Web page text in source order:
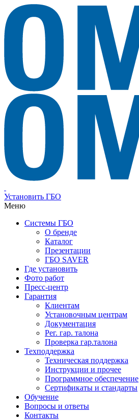
Установить ГБО
Меню
Системы ГБО
О бренде
Каталог
Презентации
ГБО SAVER
Где установить
Фото работ
Пресс-центр
Гарантия
Клиентам
Установочным центрам
Документация
Рег. гар. талона
Проверка гар.талона
Техподдержка
Техническая поддержка
Инструкции и прочее
Программное обеспечение
Сертификаты и стандарты
Обучение
Вопросы и ответы
Контакты